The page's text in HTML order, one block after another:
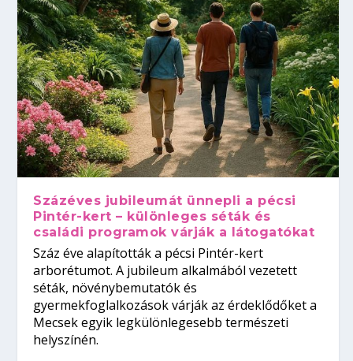
Százéves jubileumát ünnepli a pécsi
Pintér-kert – különleges séták és
családi programok várják a látogatókat
Száz éve alapították a pécsi Pintér-kert
arborétumot. A jubileum alkalmából vezetett
séták, növénybemutatók és
gyermekfoglalkozások várják az érdeklődőket a
Mecsek egyik legkülönlegesebb természeti
helyszínén.